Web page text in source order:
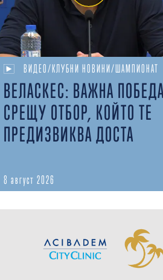
ВИДЕО/КЛУБНИ НОВИНИ/ШАМПИОНАТ
ВЕЛАСКЕС: ВАЖНА ПОБЕДА
СРЕЩУ ОТБОР, КОЙТО ТЕ
ПРЕДИЗВИКВА ДОСТА
8 август 2026